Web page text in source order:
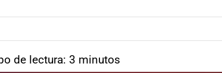
de lectura: 3 minutos